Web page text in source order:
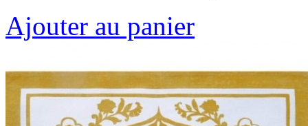
Ajouter au panier